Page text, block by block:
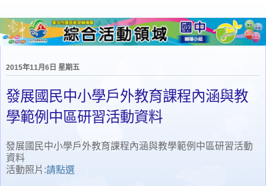
2015年11月6日 星期五
發展國民中小學戶外教育課程內涵與教
學範例中區研習活動資料
發展國民中小學戶外教育課程內涵與教學範例中區研習活動
資料
活動照片:請點選